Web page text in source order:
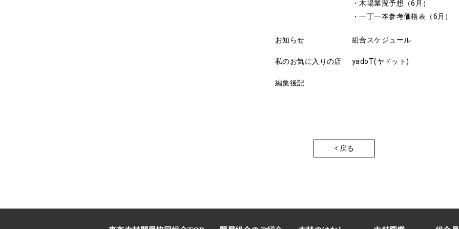
・木場業況予想（6月）
・一丁一本参考価格表（6月）
お知らせ 組合スケジュール
私のお気に入りの店 yadoT(ヤドット)
編集後記
戻る